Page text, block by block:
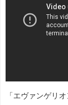
「エヴァンゲリ